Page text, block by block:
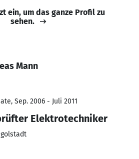
ein, um das ganze Profil zu
sehen.
Mann
Sep. 2006 - Juli 2011
Elektrotechniker